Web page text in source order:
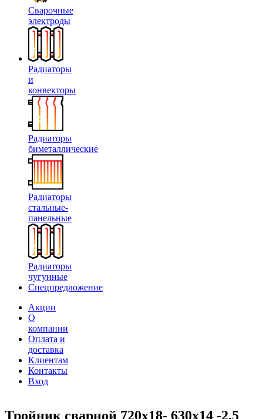
Сварочные
электроды
Радиаторы
и
конвекторы
Радиаторы
биметаллические
Радиаторы
стальные-
панельные
Радиаторы
чугунные
Спецпредложение
Акции
О
компании
Оплата и
доставка
Клиентам
Контакты
Вход
Тройник сварной 720х18- 630х14 -2,5